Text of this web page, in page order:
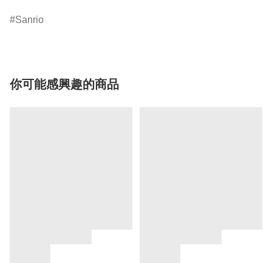
Sanrio
你可能感興趣的商品